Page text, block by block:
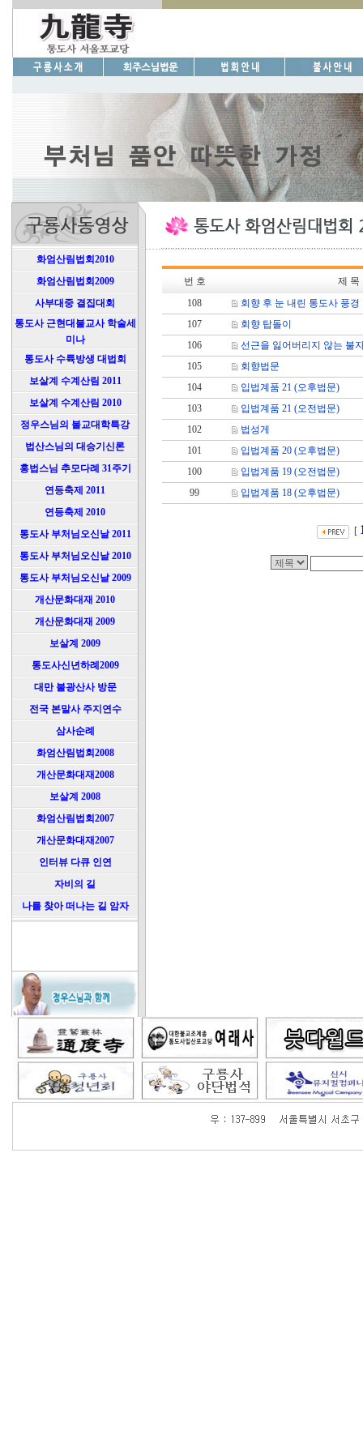
화엄산림법회2010
화엄산림법회2009
사부대중 결집대회
통도사 근현대불교사 학술세
미나
통도사 수륙방생 대법회
보살계 수계산림 2011
보살계 수계산림 2010
정우스님의 불교대학특강
법산스님의 대승기신론
홍법스님 추모다례 31주기
연등축제 2011
연등축제 2010
통도사 부처님오신날 2011
통도사 부처님오신날 2010
통도사 부처님오신날 2009
개산문화대재 2010
개산문화대재 2009
보살계 2009
통도사신년하례2009
대만 불광산사 방문
전국 본말사 주지연수
삼사순례
화엄산림법회2008
개산문화대재2008
보살계 2008
화엄산림법회2007
개산문화대재2007
인터뷰 다큐 인연
자비의 길
나를 찾아 떠나는 길 암자
번 호
제 목
108
회향 후 눈 내린 통도사 풍경
107
회향 탑돌이
106
선근을 잃어버리지 않는 불
105
회향법문
104
입법계품 21 (오후법문)
103
입법계품 21 (오전법문)
102
법성게
101
입법계품 20 (오후법문)
100
입법계품 19 (오전법문)
99
입법계품 18 (오후법문)
[